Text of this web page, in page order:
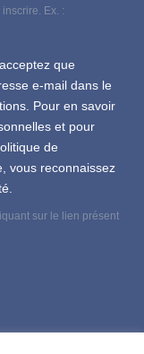
Ex. :
que
e-mail dans le
Pour en savoir
et pour
de
vous reconnaissez
sur le lien présent